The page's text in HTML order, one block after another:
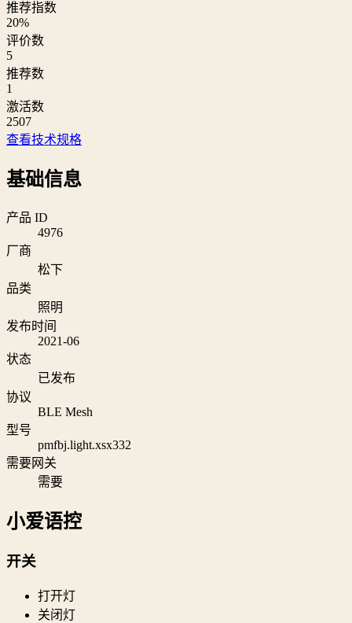
推荐指数
20%
评价数
5
推荐数
1
激活数
2507
查看技术规格
基础信息
产品 ID
4976
厂商
松下
品类
照明
发布时间
2021-06
状态
已发布
协议
BLE Mesh
型号
pmfbj.light.xsx332
需要网关
需要
小爱语控
开关
打开灯
关闭灯